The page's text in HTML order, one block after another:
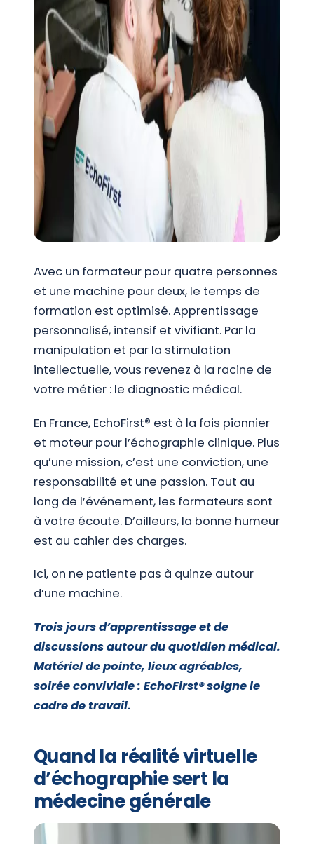
Avec un formateur pour quatre personnes
et une machine pour deux, le temps de
formation est optimisé. Apprentissage
personnalisé, intensif et vivifiant. Par la
manipulation et par la stimulation
intellectuelle, vous revenez à la racine de
votre métier : le diagnostic médical.
En France, EchoFirst® est à la fois pionnier
et moteur pour l’échographie clinique. Plus
qu’une mission, c’est une conviction, une
responsabilité et une passion. Tout au
long de l’événement, les formateurs sont
à votre écoute. D’ailleurs, la bonne humeur
est au cahier des charges.
Ici, on ne patiente pas à quinze autour
d’une machine.
Trois jours d’apprentissage et de
discussions autour du quotidien médical.
Matériel de pointe, lieux agréables,
soirée conviviale : EchoFirst® soigne le
cadre de travail.
Quand la réalité virtuelle
d’échographie sert la
médecine générale